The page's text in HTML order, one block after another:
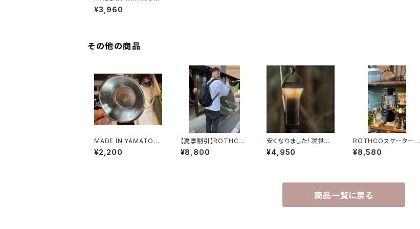
『樹齢』
¥3,960
その他の商品
MADE IN YAMATOシ
ェラカップ
¥2,200
【夏季割引】ROTHCO
とユナイテッドアローズ
のコラボバックパック
¥8,800
安くなりました！次世代
型 LEDライト『B.F.F』
※リン酸鉄リチウムイオ
¥4,950
ROTHCOスケーターズ
ランタン
¥8,580
商品一覧に戻る